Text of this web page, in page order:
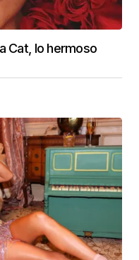
Cat, lo hermoso